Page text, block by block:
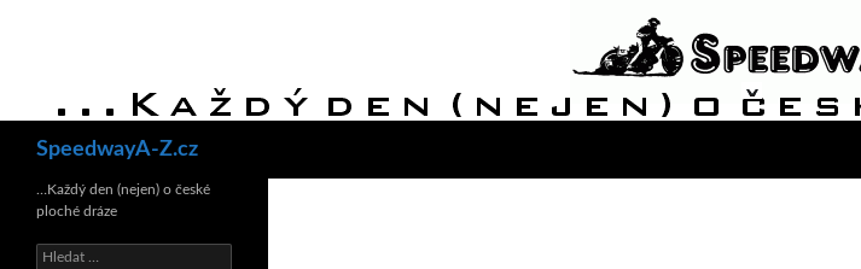
SpeedwayA-Z.cz
…Každý den (nejen) o české
ploché dráze
Vyhledávání
triumfu na domácí dráze!
dlouhodrážní titul!